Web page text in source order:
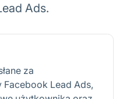
Ads.
za
Lead Ads,